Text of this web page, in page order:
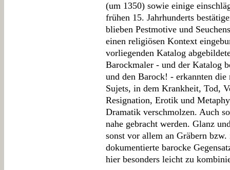
(um 1350) sowie einige
frühen 15. Jahrhunderts
blieben Pestmotive und
einen religiösen Kontext
vorliegenden Katalog
Barockmaler - und der Katalog
und den Barock! - erkannten die
Sujets, in dem Krankheit, Tod,
Resignation, Erotik und
Dramatik verschmolzen. Auch
nahe gebracht werden. Glanz
sonst vor allem an Gräbern
dokumentierte barocke
hier besonders leicht zu